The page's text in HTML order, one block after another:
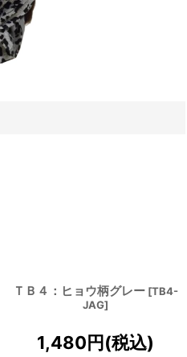
ＴＢ４：ヒョウ柄グレー [TB4-
JAG]
1,480円(税込)